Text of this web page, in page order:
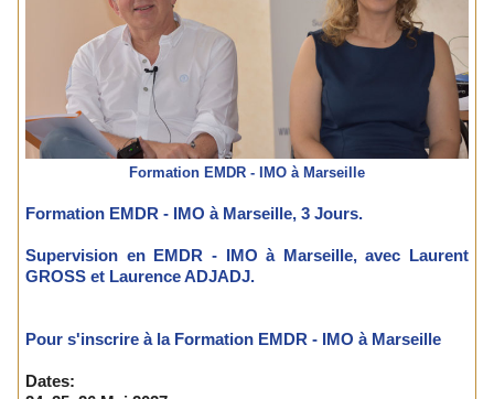
Formation EMDR - IMO à Marseille
Formation EMDR - IMO à Marseille, 3 Jours.
Supervision en EMDR - IMO à Marseille, avec Laurent
GROSS et Laurence ADJADJ.
Pour s'inscrire à la Formation EMDR - IMO à Marseille
Dates: